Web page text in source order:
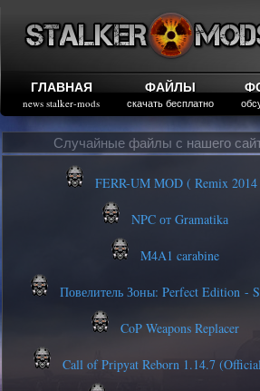
ГЛАВНАЯ
news stalker-mods
ФАЙЛЫ
скачать бесплатно
Случайные файлы с нашего
FERR-UM MOD ( Remix 2014
NPC от Gramatikа
M4A1 carabine
Повелитель Зоны: Perfect Edition -
CoP Weapons Replacer
Call of Pripyat Reborn 1.14.7